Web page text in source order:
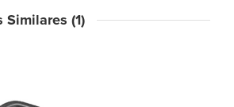
Similares (1)